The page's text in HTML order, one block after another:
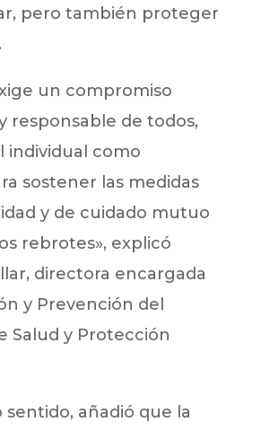
pero también proteger
un compromiso
responsable de todos,
individual como
sostener las medidas
y de cuidado mutuo
rebrotes», explicó
directora encargada
y Prevención del
Salud y Protección
sentido, añadió que la